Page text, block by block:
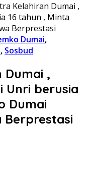
Kelahiran Dumai ,
16 tahun , Minta
Berprestasi
Dumai,
, Sosbud
Dumai ,
Unri berusia
Dumai
Berprestasi